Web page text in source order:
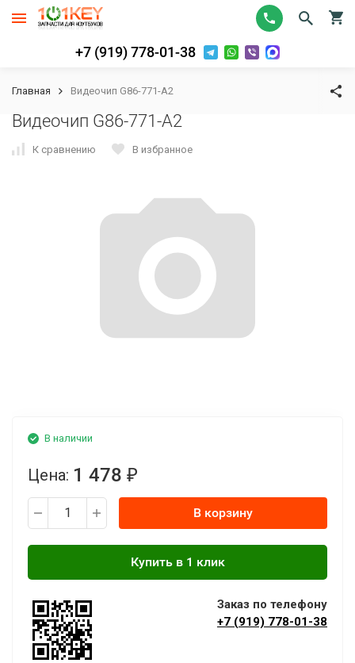
+7 (919) 778-01-38
Главная Видеочип G86-771-A2
Видеочип G86-771-A2
К сравнению В избранное
В наличии
Цена: 1 478 ₽
В корзину
Заказ по телефону
+7 (919) 778-01-38